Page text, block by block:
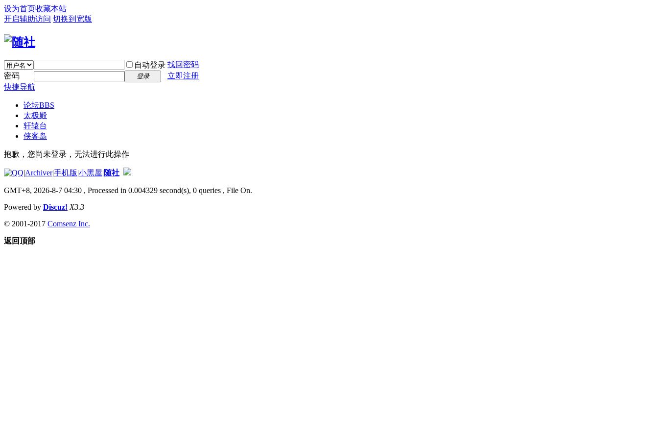
设为首页收藏本站
开启辅助访问 切换到宽版
自动登录 找回密码
密码
登录
立即注册
快捷导航
论坛BBS
太极殿
轩辕台
侠客岛
抱歉，您尚未登录，无法进行此操作
|Archiver|手机版|小黑屋|随社
GMT+8, 2026-8-7 04:30 , Processed in 0.004329 second(s), 0 queries , File On.
Powered by Discuz! X3.3
© 2001-2017 Comsenz Inc.
返回顶部